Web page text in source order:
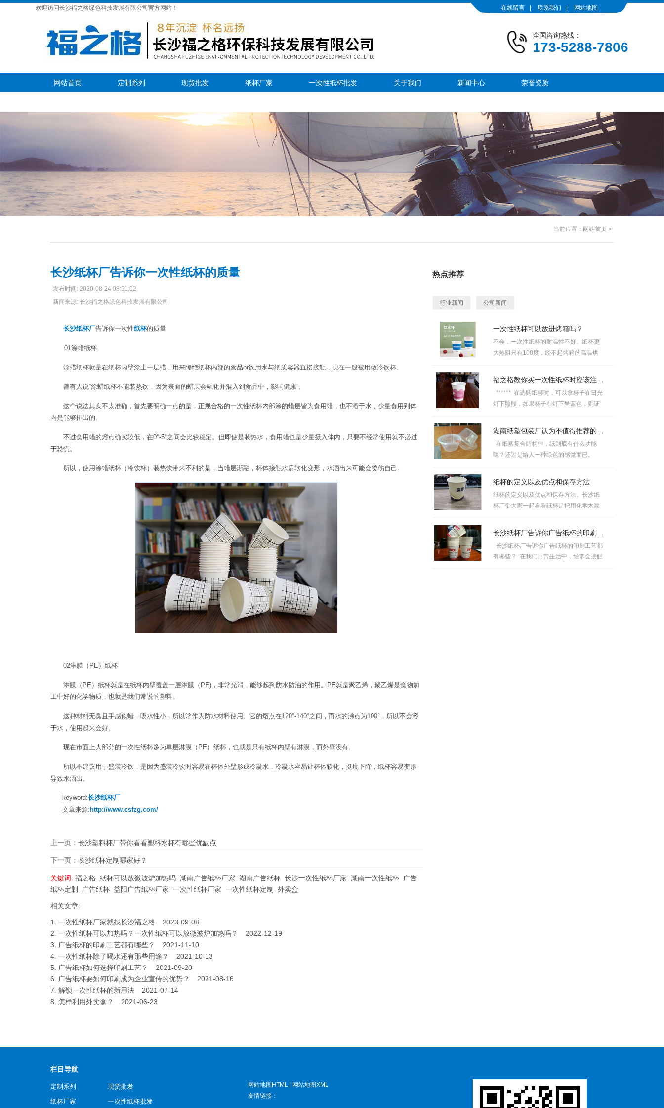
在线留言 联系我们 网站地图
欢迎访问长沙福之格绿色科技发展有限公司官方网站！
全国咨询热线：
173-5288-7806
网站首页 定制系列 现货批发 纸杯厂家 一次性纸杯批发 关于我们 新闻中心 荣誉资质
当前位置： 网站首页 >
长沙纸杯厂告诉你一次性纸杯的质量
发布时间: 2020-08-24 08:51:02
新闻来源: 长沙福之格绿色科技发展有限公司
长沙纸杯厂告诉你一次性纸杯的质量
01涂蜡纸杯
涂蜡纸杯就是在纸杯内壁涂上一层蜡，用来隔绝纸杯内部的食品or饮用水与纸质容器直接接触，现在一般被用做冷饮杯。
曾有人说“涂蜡纸杯不能装热饮，因为表面的蜡层会融化并混入到食品中，影响健康”。
这个说法其实不太准确，首先要明确一点的是，正规合格的一次性纸杯内部涂的蜡层皆为食用蜡，也不溶于水，少量食用到体
内是能够排出的。
不过食用蜡的熔点确实较低，在0°-5°之间会比较稳定。但即使是装热水，食用蜡也是少量摄入体内，只要不经常使用就不必过
于恐慌。
所以，使用涂蜡纸杯（冷饮杯）装热饮带来不利的是，当蜡层渐融，杯体接触水后软化变形，水洒出来可能会烫伤自己。
02淋膜（PE）纸杯
淋膜（PE）纸杯就是在纸杯内壁覆盖一层淋膜（PE)，非常光滑，能够起到防水防油的作用。PE就是聚乙烯，聚乙烯是食物加
工中好的化学物质，也就是我们常说的塑料。
这种材料无臭且手感似蜡，吸水性小，所以常作为防水材料使用。它的熔点在120°-140°之间，而水的沸点为100°，所以不会溶
于水，使用起来会好。
现在市面上大部分的一次性纸杯多为单层淋膜（PE）纸杯，也就是只有纸杯内壁有淋膜，而外壁没有。
所以不建议用于盛装冷饮，是因为盛装冷饮时容易在杯体外壁形成冷凝水，冷凝水容易让杯体软化，挺度下降，纸杯容易变形
导致水洒出。
keyword:长沙纸杯厂
文章来源: http://www.csfzg.com/
上一页： 长沙塑料杯厂带你看看塑料水杯有哪些优缺点
下一页： 长沙纸杯定制哪家好？
关键词: 福之格 纸杯可以放微波炉加热吗 湖南广告纸杯厂家 湖南广告纸杯 长沙一次性纸杯厂家 湖南一次性纸杯
广告
纸杯定制
广告纸杯 益阳广告纸杯厂家 一次性纸杯厂家 一次性纸杯定制 外卖盒
相关文章:
1. 一次性纸杯厂家就找长沙福之格
2023-09-08
2. 一次性纸杯可以加热吗？一次性纸杯可以放微波炉加热吗？
2022-12-19
3.
广告纸杯的印刷工艺都有哪些？
2021-11-10
4. 一次性纸杯除了喝水还有那些用途？
2021-10-13
5.
广告纸杯如何选择印刷工艺？
2021-09-20
6.
广告纸杯要如何印刷成为企业宣传的优势？
2021-08-16
7. 解锁一次性纸杯的新用法
2021-07-14
8. 怎样利用外卖盒？ 2021-06-23
热点推荐
行业新闻 公司新闻
一次性纸杯可以放进烤箱吗？
不会，一次性纸杯的耐温性不好。纸杯更
大热阻只有100度，经不起烤箱的高温烘
****** 在选购纸杯时，可以拿杯子在日光
灯下照照，如果杯子在灯下呈蓝色，则证
在纸塑复合结构中，纸到底有什么功能
呢？还过是给人一种绿色的感觉而已。
纸杯的定义以及优点和保存方法
纸杯的定义以及优点和保存方法。长沙纸
杯厂带大家一起看看纸杯是把用化学木浆
长沙纸杯厂告诉你广告纸杯的印刷工艺都
有哪些？ 在我们日常生活中，经常会接触
栏目导航
定制系列
现货批发
纸杯厂家
一次性纸杯批发
网站地图HTML
网站地图XML
友情链接：